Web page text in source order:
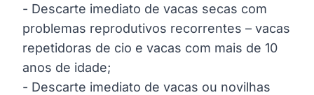
- Descarte imediato de vacas secas com
problemas reprodutivos recorrentes – vacas
repetidoras de cio e vacas com mais de 10
anos de idade;
- Descarte imediato de vacas ou novilhas